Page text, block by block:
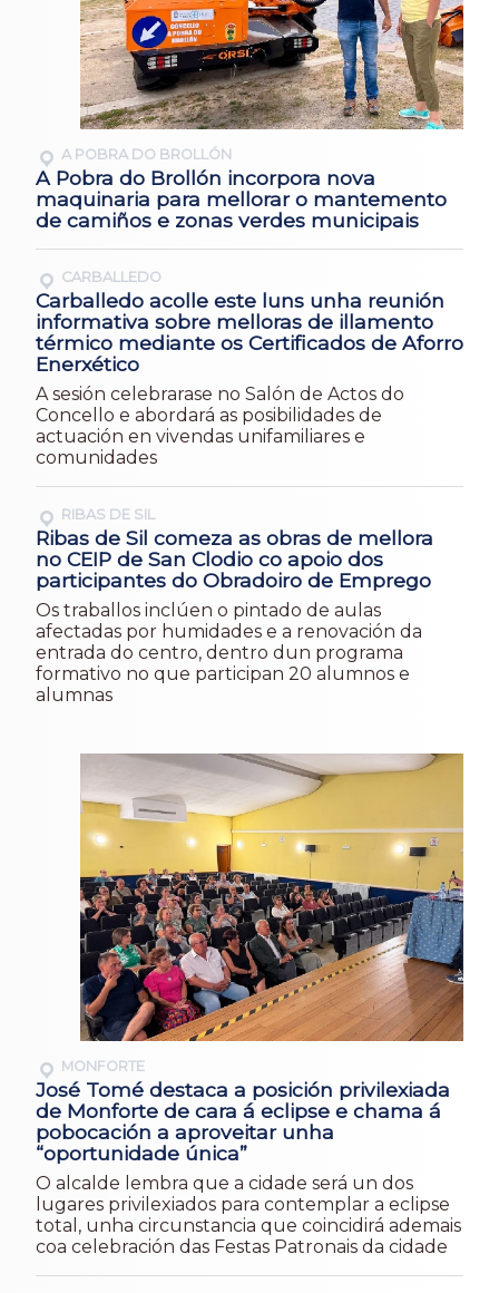
A POBRA DO BROLLÓN
A Pobra do Brollón incorpora nova
maquinaria para mellorar o mantemento
de camiños e zonas verdes municipais
CARBALLEDO
Carballedo acolle este luns unha reunión
informativa sobre melloras de illamento
térmico mediante os Certificados de Aforro
Enerxético
A sesión celebrarase no Salón de Actos do
Concello e abordará as posibilidades de
actuación en vivendas unifamiliares e
comunidades
RIBAS DE SIL
Ribas de Sil comeza as obras de mellora
no CEIP de San Clodio co apoio dos
participantes do Obradoiro de Emprego
Os traballos inclúen o pintado de aulas
afectadas por humidades e a renovación da
entrada do centro, dentro dun programa
formativo no que participan 20 alumnos e
alumnas
MONFORTE
José Tomé destaca a posición privilexiada
de Monforte de cara á eclipse e chama á
pobocación a aproveitar unha
“oportunidade única”
O alcalde lembra que a cidade será un dos
lugares privilexiados para contemplar a eclipse
total, unha circunstancia que coincidirá ademais
coa celebración das Festas Patronais da cidade